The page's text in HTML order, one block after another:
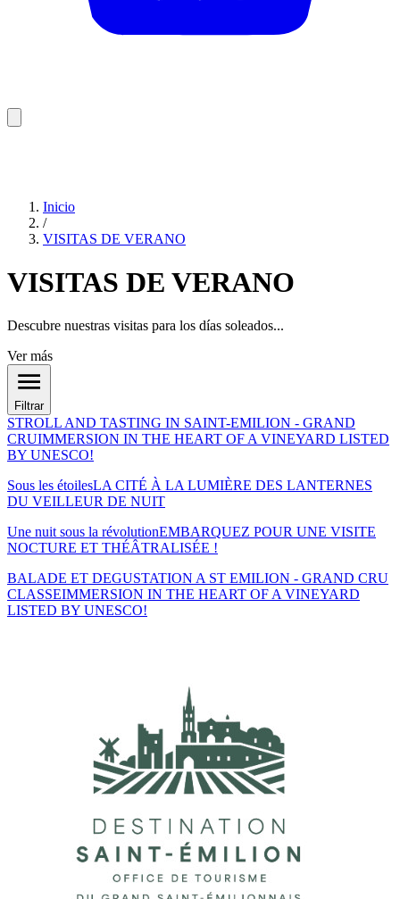
Inicio
/
VISITAS DE VERANO
VISITAS DE VERANO
Descubre nuestras visitas para los días soleados...
Ver más
Filtrar
STROLL AND TASTING IN SAINT-EMILION - GRAND
CRUIMMERSION IN THE HEART OF A VINEYARD LISTED
BY UNESCO!
Sous les étoilesLA CITÉ À LA LUMIÈRE DES LANTERNES
DU VEILLEUR DE NUIT
Une nuit sous la révolutionEMBARQUEZ POUR UNE VISITE
NOCTURE ET THÉÂTRALISÉE !
BALADE ET DEGUSTATION A ST EMILION - GRAND CRU
CLASSEIMMERSION IN THE HEART OF A VINEYARD
LISTED BY UNESCO!